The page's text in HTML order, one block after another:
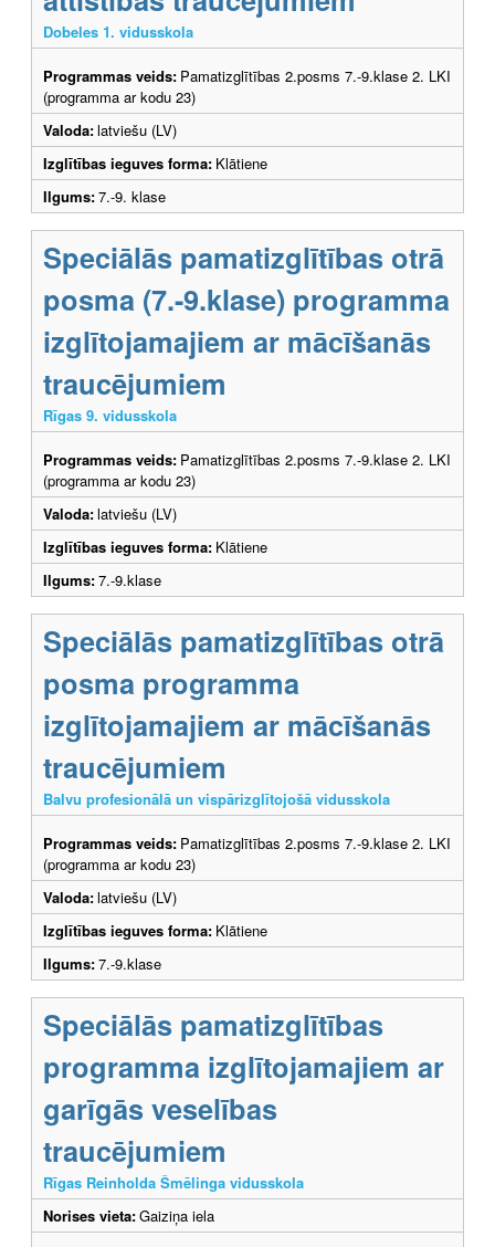
Dobeles 1. vidusskola
Programmas veids: Pamatizglītības 2.posms 7.-9.klase 2. LKI
(programma ar kodu 23)
Valoda:latviešu (LV)
Izglītības ieguves forma: Klātiene
Ilgums:7.-9. klase
Speciālās pamatizglītības otrā
posma (7.-9.klase) programma
izglītojamajiem ar mācīšanās
traucējumiem
Rīgas 9. vidusskola
Programmas veids: Pamatizglītības 2.posms 7.-9.klase 2. LKI
(programma ar kodu 23)
Valoda:latviešu (LV)
Izglītības ieguves forma: Klātiene
Ilgums:7.-9.klase
Speciālās pamatizglītības otrā
posma programma
izglītojamajiem ar mācīšanās
traucējumiem
Balvu profesionālā un vispārizglītojošā vidusskola
Programmas veids: Pamatizglītības 2.posms 7.-9.klase 2. LKI
(programma ar kodu 23)
Valoda:latviešu (LV)
Izglītības ieguves forma: Klātiene
Ilgums:7.-9.klase
Speciālās pamatizglītības
programma izglītojamajiem ar
garīgās veselības
traucējumiem
Rīgas Reinholda Šmēlinga vidusskola
Norises vieta:Gaiziņa iela